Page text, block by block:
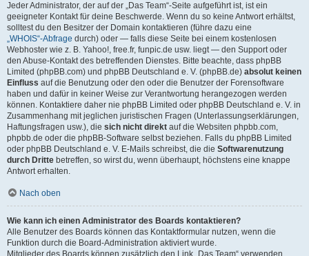
Jeder Administrator, der auf der „Das Team“-Seite aufgeführt ist, ist ein
geeigneter Kontakt für deine Beschwerde. Wenn du so keine Antwort erhältst,
solltest du den Besitzer der Domain kontaktieren (führe dazu eine
„WHOIS“-Abfrage durch) oder — falls diese Seite bei einem kostenlosen
Webhoster wie z. B. Yahoo!, free.fr, funpic.de usw. liegt — den Support oder
den Abuse-Kontakt des betreffenden Dienstes. Bitte beachte, dass phpBB
Limited (phpBB.com) und phpBB Deutschland e. V. (phpBB.de) absolut keinen
Einfluss auf die Benutzung oder den oder die Benutzer der Forensoftware
haben und dafür in keiner Weise zur Verantwortung herangezogen werden
können. Kontaktiere daher nie phpBB Limited oder phpBB Deutschland e. V. in
Zusammenhang mit jeglichen juristischen Fragen (Unterlassungserklärungen,
Haftungsfragen usw.), die sich nicht direkt auf die Websiten phpbb.com,
phpbb.de oder die phpBB-Software selbst beziehen. Falls du phpBB Limited
oder phpBB Deutschland e. V. E-Mails schreibst, die die Softwarenutzung
durch Dritte betreffen, so wirst du, wenn überhaupt, höchstens eine knappe
Antwort erhalten.
Nach oben
Wie kann ich einen Administrator des Boards kontaktieren?
Alle Benutzer des Boards können das Kontaktformular nutzen, wenn die
Funktion durch die Board-Administration aktiviert wurde.
Mitglieder des Boards können zusätzlich den Link „Das Team“ verwenden.